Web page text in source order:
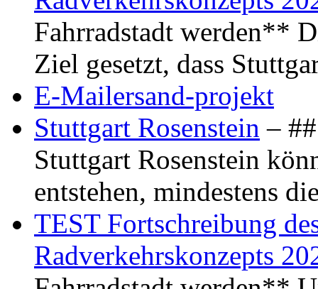
Fahrradstadt werden**
Ziel gesetzt, dass
E-Mailersand-projekt
Stuttgart Rosenstein –
Stuttgart Rosenstein
entstehen, mindestens
TEST Fortschreibung
Radverkehrskonzepts